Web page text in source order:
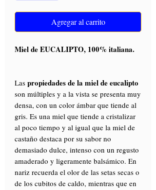
Agregar al carrito
Miel de EUCALIPTO, 100% italiana.
Las propiedades de la miel de eucalipto
son múltiples y a la vista se presenta muy
densa, con un color ámbar que tiende al
gris. Es una miel que tiende a cristalizar
al poco tiempo y al igual que la miel de
castaño destaca por su sabor no
demasiado dulce, intenso con un regusto
amaderado y ligeramente balsámico. En
nariz recuerda el olor de las setas secas o
de los cubitos de caldo, mientras que en